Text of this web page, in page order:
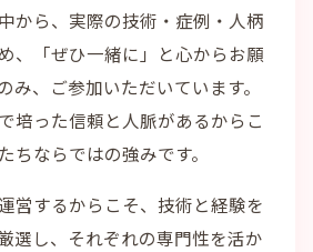
から、実際の技術・症例・人柄
、「ぜひ一緒に」と心からお願
み、ご参加いただいています。
培った信頼と人脈があるからこ
ちならではの強みです。
営するからこそ、技術と経験を
選し、それぞれの専門性を活か